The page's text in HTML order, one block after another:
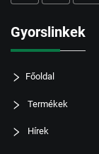
Gyorslinkek
Főoldal
Termékek
Hírek